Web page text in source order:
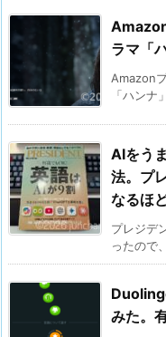
ラマ「
Amazon
「ハンナ
AIをう
法。プ
なるほ
プレジデ
ったので
みた。